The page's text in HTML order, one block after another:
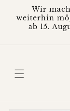
Inhalt
Wir
weiterhin
ab 15.